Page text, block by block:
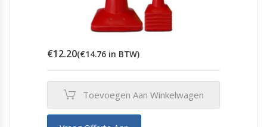
€12.20(€14.76 in BTW)
Toevoegen Aan Winkelwagen